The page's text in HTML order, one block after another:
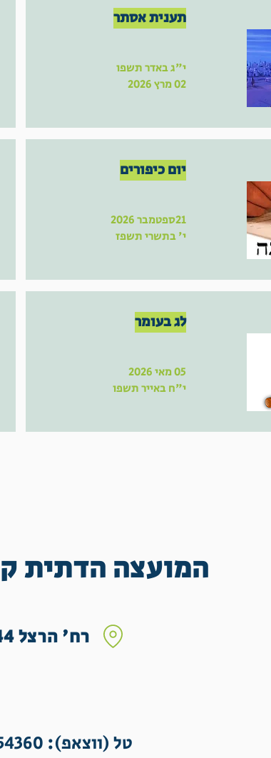
תענית אסתר
י"ג באדר תשפו
02 מרץ 2026
יום כיפורים
21ספטמבר 2026
י' בתשרי תשפז
לג בעומר
05 מאי 2026
י"ח באייר תשפו
המועצה הדתית
רח' הרצל 44
טל (ווצאפ): 08-9354360